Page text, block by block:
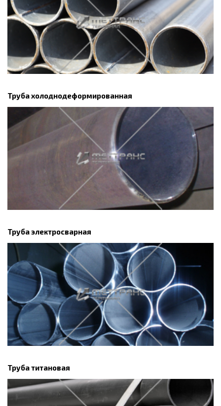
Труба холоднодеформированная
Труба электросварная
Труба титановая